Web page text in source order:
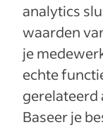
analytics
waarden
je
echte
gerelateerd
Baseer je